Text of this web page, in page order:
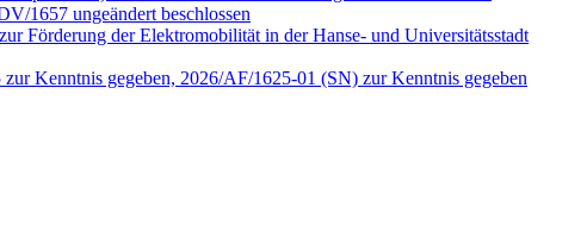
1657 ungeändert beschlossen
Förderung der Elektromobilität in der Hanse- und Universitätsstadt
Kenntnis gegeben, 2026/AF/1625-01 (SN) zur Kenntnis gegeben